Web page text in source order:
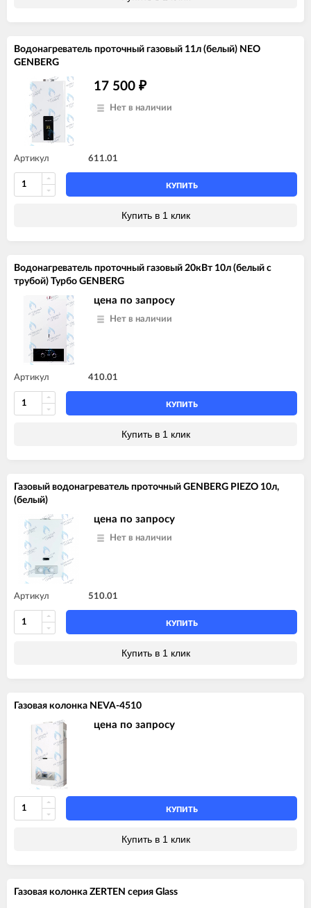
Водонагреватель проточный газовый 11л (белый) NEO
GENBERG
17 500 ₽
Нет в наличии
Артикул 611.01
КУПИТЬ
Купить в 1 клик
Водонагреватель проточный газовый 20кВт 10л (белый с
трубой) Турбо GENBERG
цена по запросу
Нет в наличии
Артикул 410.01
КУПИТЬ
Купить в 1 клик
Газовый водонагреватель проточный GENBERG PIEZO 10л,
(белый)
цена по запросу
Нет в наличии
Артикул 510.01
КУПИТЬ
Купить в 1 клик
Газовая колонка NEVA-4510
цена по запросу
КУПИТЬ
Купить в 1 клик
Газовая колонка ZERTEN серия Glass